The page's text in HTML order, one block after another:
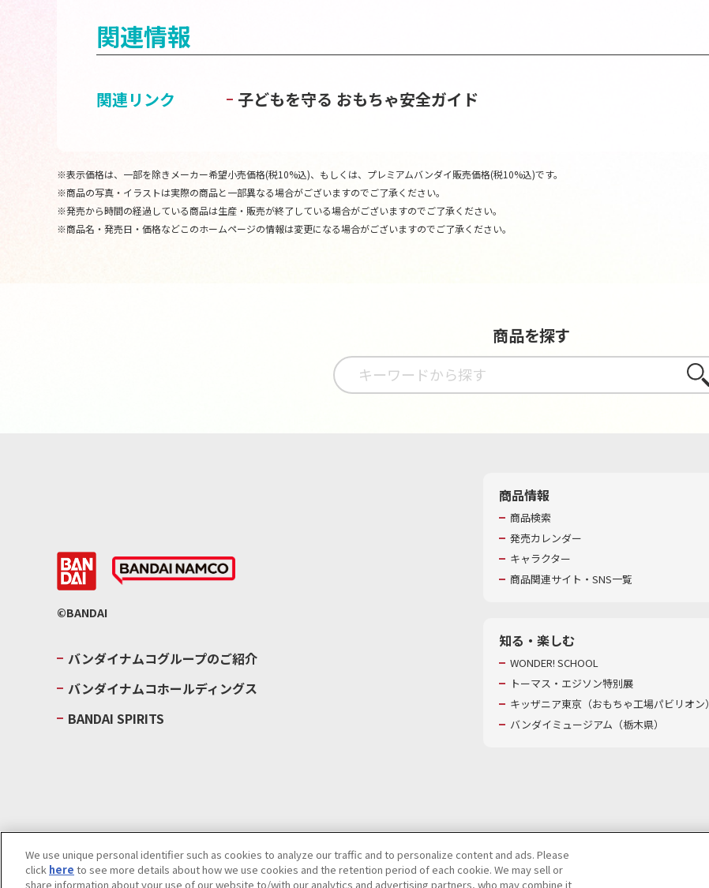
関連情報
関連リンク 子どもを守る おもちゃ安全ガイド
※表示価格は、一部を除きメーカー希望小売価格(税10%込)、もしくは、プレミアムバンダイ販売価格(税10%込)です。
※商品の写真・イラストは実際の商品と一部異なる場合がございますのでご了承ください。
※発売から時間の経過している商品は生産・販売が終了している場合がございますのでご了承ください。
※商品名・発売日・価格などこのホームページの情報は変更になる場合がございますのでご了承ください。
商品を探す
さがす
©BANDAI
バンダイナムコグループのご紹介
バンダイナムコホールディングス
BANDAI SPIRITS
商品情報
商品検索
発売カレンダー
キャラクター
商品関連サイト・SNS一覧
知る・楽しむ
WONDER! SCHOOL
トーマス・エジソン特別展
キッザニア東京（おもちゃ工場パビリオン）​
バンダイミュージアム（栃木県）
ウェブサイトご利用条件ソーシャルメディアポリシー個人情報及び特定個人情報等の取り扱いに関する保護方針
We use unique personal identifier such as cookies to analyze our traffic and to personalize content and ads. Please
click here to see more details about how we use cookies and the retention period of each cookie. We may sell or
share information about your use of our website to/with our analytics and advertising partners, who may combine it